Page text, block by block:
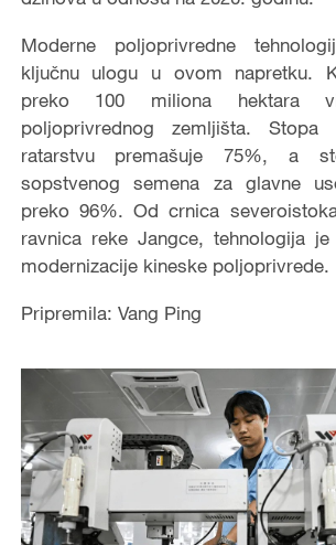
Moderne poljoprivredne
ključnu ulogu u ovom napretku.
preko 100 miliona hektara
poljoprivrednog zemljišta. Stopa
ratarstvu premašuje 75%, a
sopstvenog semena za glavne
preko 96%. Od crnica
ravnica reke Jangce, tehnologija
modernizacije kineske poljoprivrede.
Pripremila: Vang Ping